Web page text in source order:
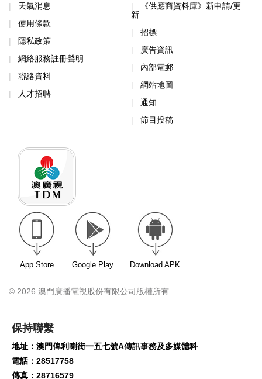
天氣消息
使用條款
隱私政策
網絡服務註冊聲明
聯絡資料
人才招聘
《供應商資料庫》新申請/更
新
招標
廣告資訊
內部電郵
網站地圖
通知
節目投稿
App Store Google Play Download APK
© 2026 澳門廣播電視股份有限公司版權所有
保持聯繫
地址：澳門俾利喇街一五七號A傳訊事務及多媒體科
電話：28517758
傳真：28716579